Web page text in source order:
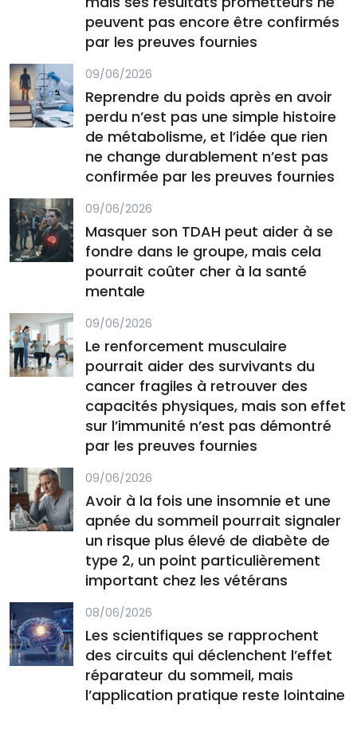
peuvent pas encore être confirmés
par les preuves fournies
09/06/2026
Reprendre du poids après en avoir
perdu n’est pas une simple histoire
de métabolisme, et l’idée que rien
ne change durablement n’est pas
confirmée par les preuves fournies
09/06/2026
Masquer son TDAH peut aider à se
fondre dans le groupe, mais cela
pourrait coûter cher à la santé
mentale
09/06/2026
Le renforcement musculaire
pourrait aider des survivants du
cancer fragiles à retrouver des
capacités physiques, mais son effet
sur l’immunité n’est pas démontré
par les preuves fournies
09/06/2026
Avoir à la fois une insomnie et une
apnée du sommeil pourrait signaler
un risque plus élevé de diabète de
type 2, un point particulièrement
important chez les vétérans
08/06/2026
Les scientifiques se rapprochent
des circuits qui déclenchent l’effet
réparateur du sommeil, mais
l’application pratique reste lointaine